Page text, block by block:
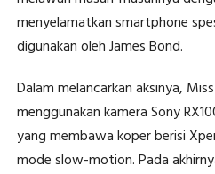
menyelamatkan smartphone
digunakan oleh James Bond.
Dalam melancarkan aksinya,
menggunakan kamera Sony
yang membawa koper berisi
mode slow-motion. Pada